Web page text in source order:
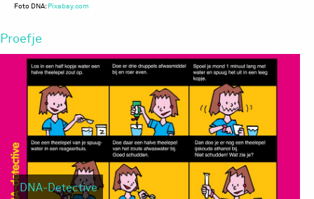
Foto DNA: Pixabay.com
Proefje
DNA-Detective